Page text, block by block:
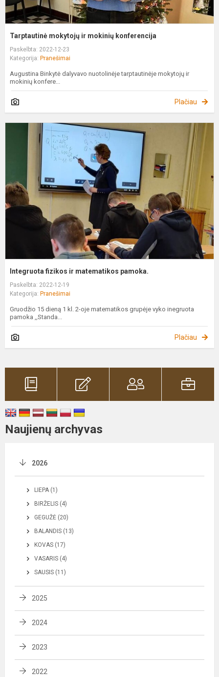
Tarptautinė mokytojų ir mokinių konferencija
Paskelbta: 2022-12-23
Kategorija: Pranešimai
Augustina Binkytė dalyvavo nuotolinėje tarptautinėje mokytojų ir
mokinių konfere...
Plačiau
Integruota fizikos ir matematikos pamoka.
Paskelbta: 2022-12-19
Kategorija: Pranešimai
Gruodžio 15 dieną 1 kl. 2-oje matematikos grupėje vyko inegruota
pamoka ,,Standa...
Plačiau
Naujienų archyvas
2026
LIEPA (1)
BIRŽELIS (4)
GEGUŽĖ (20)
BALANDIS (13)
KOVAS (17)
VASARIS (4)
SAUSIS (11)
2025
2024
2023
2022